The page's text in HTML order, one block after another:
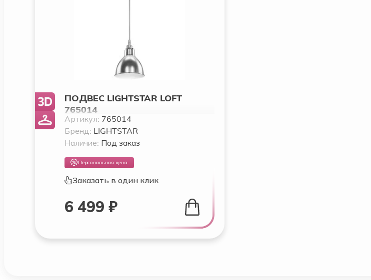
ПОДВЕС LIGHTSTAR LOFT
765014
Артикул: 765014
Бренд: LIGHTSTAR
Наличие: Под заказ
Персональная цена
Заказать в один клик
6 499 ₽